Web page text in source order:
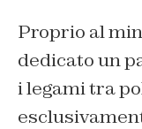
Proprio al
dedicato un
i legami tra